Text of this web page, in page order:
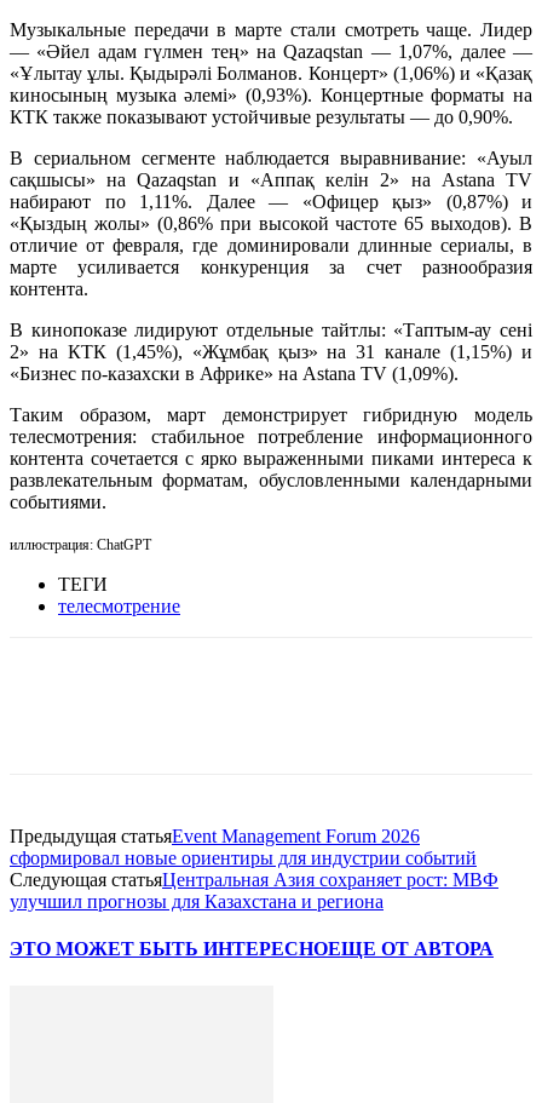
Музыкальные передачи в марте стали смотреть чаще. Лидер
— «Әйел адам гүлмен тең» на Qazaqstan — 1,07%, далее —
«Ұлытау ұлы. Қыдырәлі Болманов. Концерт» (1,06%) и «Қазақ
киносының музыка әлемі» (0,93%). Концертные форматы на
КТК также показывают устойчивые результаты — до 0,90%.
В сериальном сегменте наблюдается выравнивание: «Ауыл
сақшысы» на Qazaqstan и «Аппақ келін 2» на Astana TV
набирают по 1,11%. Далее — «Офицер қыз» (0,87%) и
«Қыздың жолы» (0,86% при высокой частоте 65 выходов). В
отличие от февраля, где доминировали длинные сериалы, в
марте усиливается конкуренция за счет разнообразия
контента.
В кинопоказе лидируют отдельные тайтлы: «Таптым-ау сені
2» на КТК (1,45%), «Жұмбақ қыз» на 31 канале (1,15%) и
«Бизнес по-казахски в Африке» на Astana TV (1,09%).
Таким образом, март демонстрирует гибридную модель
телесмотрения: стабильное потребление информационного
контента сочетается с ярко выраженными пиками интереса к
развлекательным форматам, обусловленными календарными
событиями.
иллюстрация: ChatGPT
ТЕГИ
телесмотрение
Предыдущая статьяEvent Management Forum 2026
сформировал новые ориентиры для индустрии событий
Следующая статьяЦентральная Азия сохраняет рост: МВФ
улучшил прогнозы для Казахстана и региона
ЭТО МОЖЕТ БЫТЬ ИНТЕРЕСНОЕЩЕ ОТ АВТОРА